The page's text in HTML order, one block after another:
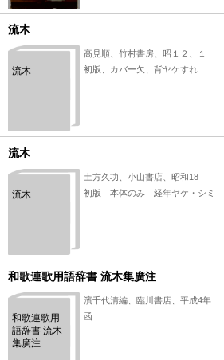
流木
流木
高見順、竹村書房、昭１２、１
初版、カバー欠、背ヤケすれ
流木
流木
土方久功、小山書店、昭和18
初版 本体のみ 経年ヤケ・シミ
和歌連歌用語辞書 流木集廣注
和歌連歌用
語辞書 流木
集廣注
濱千代清編、臨川書店、平成4年
函